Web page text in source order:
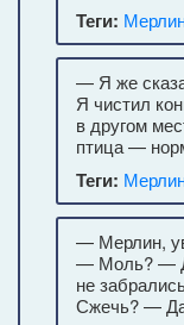
Теги:
— Я же
Я чистил
в другом
птица —
Теги:
— Мерлин,
— Моль? —
не
Сжечь? —